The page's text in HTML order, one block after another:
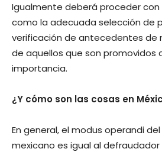
Igualmente deberá proceder con
como la adecuada selección de
verificación de antecedentes de
de aquellos que son promovidos
importancia.
¿Y cómo son las cosas en
En general, el modus operandi
mexicano es igual al